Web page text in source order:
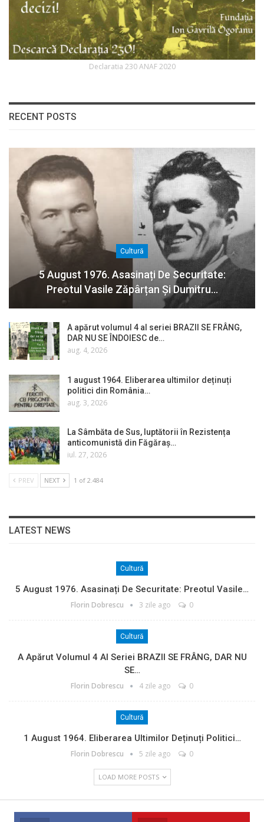
Declaratia 230 ANAF 2020
RECENT POSTS
Cultură
5 August 1976. Asasinați De Securitate:
Preotul Vasile Zăpârțan Și Dumitru…
A apărut volumul 4 al seriei BRAZII SE FRÂNG,
DAR NU SE ÎNDOIESC de…
aug. 4, 2026
1 august 1964. Eliberarea ultimilor deținuți
politici din România…
aug. 3, 2026
La Sâmbăta de Sus, luptătorii în Rezistența
anticomunistă din Făgăraș…
iul. 27, 2026
PREV NEXT 1 of 2.484
LATEST NEWS
Cultură
5 August 1976. Asasinați De Securitate: Preotul Vasile…
Florin Dobrescu 3 zile ago 0
Cultură
A Apărut Volumul 4 Al Seriei BRAZII SE FRÂNG, DAR NU
SE…
Florin Dobrescu 4 zile ago 0
Cultură
1 August 1964. Eliberarea Ultimilor Deținuți Politici…
Florin Dobrescu 5 zile ago 0
LOAD MORE POSTS